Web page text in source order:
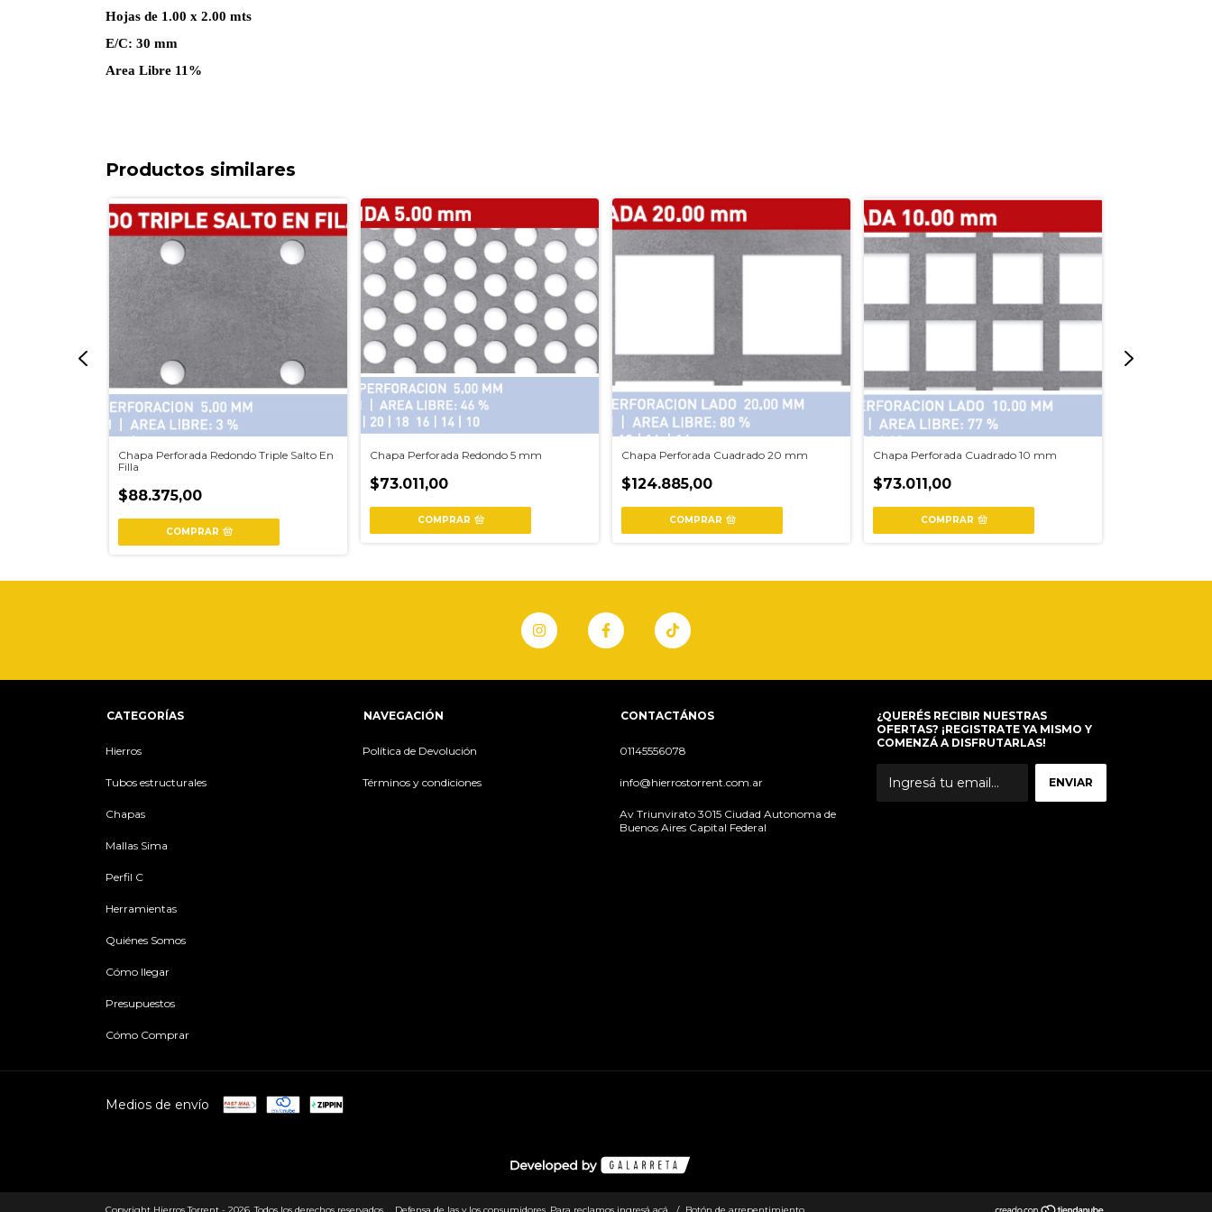
Hojas de 1.00 x 2.00 mts
E/C: 30 mm
Area Libre 11%
Productos similares
Chapa Perforada Redondo Triple Salto En
Filla
$88.375,00
COMPRAR
Chapa Perforada Redondo 5 mm
$73.011,00
COMPRAR
Chapa Perforada Cuadrado 20 mm
$124.885,00
COMPRAR
Chapa Perforada Cuadrado 10 mm
$73.011,00
COMPRAR
CATEGORÍAS
Hierros
Tubos estructurales
Chapas
Mallas Sima
Perfil C
Herramientas
Quiénes Somos
Cómo llegar
Presupuestos
Cómo Comprar
NAVEGACIÓN
Política de Devolución
Términos y condiciones
CONTACTÁNOS
01145556078
info@hierrostorrent.com.ar
Av Triunvirato 3015 Ciudad Autonoma de
Buenos Aires Capital Federal
¿QUERÉS RECIBIR NUESTRAS
OFERTAS? ¡REGISTRATE YA MISMO Y
COMENZÁ A DISFRUTARLAS!
Medios de envío